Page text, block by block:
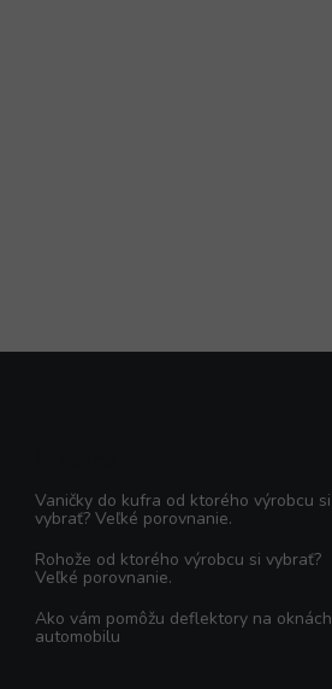
Vaničky do kufra od ktorého výrobcu si
vybrať? Veľké porovnanie.
Rohože od ktorého výrobcu si vybrať?
Veľké porovnanie.
Ako vám pomôžu deflektory na oknách
automobilu